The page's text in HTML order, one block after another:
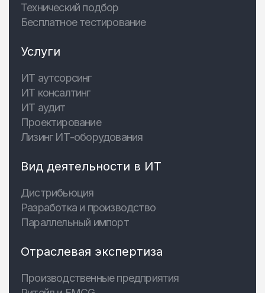
Технический подбор
Бесплатное тестирование
Услуги
ИТ аутсорсинг
ИТ консалтинг
ИТ аудит
Проектирование
Лизинг ИТ-оборудования
Вид деятельности в ИТ
Дистрибьюция
Разработка и производство
Параллельный импорт
Отраслевая экспертиза
Производственные предприятия